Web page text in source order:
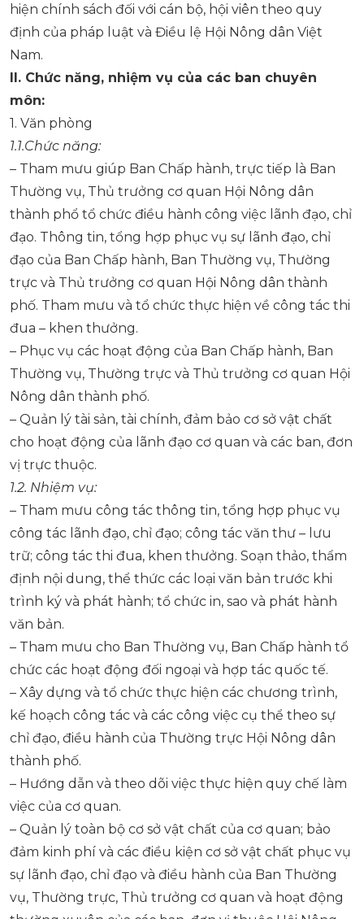
hiện chính sách đối với cán bộ, hội viên theo quy
định của pháp luật và Điều lệ Hội Nông dân Việt
Nam.
II. Chức năng, nhiệm vụ của các ban chuyên
môn:
1. Văn phòng
1.1.Chức năng:
– Tham mưu giúp Ban Chấp hành, trực tiếp là Ban
Thường vụ, Thủ trưởng cơ quan Hội Nông dân
thành phổ tổ chức điều hành công việc lãnh đạo, chỉ
đạo. Thông tin, tổng hợp phục vụ sự lãnh đạo, chỉ
đạo của Ban Chấp hành, Ban Thường vụ, Thường
trực và Thủ trưởng cơ quan Hội Nông dân thành
phố. Tham mưu và tổ chức thực hiện về công tác thi
đua – khen thưởng.
– Phục vụ các hoạt động của Ban Chấp hành, Ban
Thường vụ, Thường trực và Thủ trưởng cơ quan Hội
Nông dân thành phố.
– Quản lý tài sản, tài chính, đảm bảo cơ sở vật chất
cho hoạt động của lãnh đạo cơ quan và các ban, đơn
vị trực thuộc.
1.2. Nhiệm vụ:
– Tham mưu công tác thông tin, tổng hợp phục vụ
công tác lãnh đạo, chỉ đạo; công tác văn thư – lưu
trữ; công tác thi đua, khen thưởng. Soạn thảo, thẩm
định nội dung, thể thức các loại văn bản trước khi
trình ký và phát hành; tổ chức in, sao và phát hành
văn bản.
– Tham mưu cho Ban Thường vụ, Ban Chấp hành tổ
chức các hoạt động đối ngoại và hợp tác quốc tế.
– Xây dựng và tổ chức thực hiện các chương trình,
kế hoạch công tác và các công việc cụ thể theo sự
chỉ đạo, điều hành của Thường trực Hội Nông dân
thành phố.
– Hướng dẫn và theo dõi việc thực hiện quy chế làm
việc của cơ quan.
– Quản lý toàn bộ cơ sở vật chất của cơ quan; bảo
đảm kinh phí và các điều kiện cơ sở vật chất phục vụ
sự lãnh đạo, chỉ đạo và điều hành của Ban Thường
vụ, Thường trực, Thủ trưởng cơ quan và hoạt động